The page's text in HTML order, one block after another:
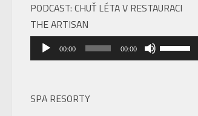
PODCAST: CHUŤ LÉTA V RESTAURACI
THE ARTISAN
Audio
přehrávač
00:00 00:00
Použitím
šipek
SPA RESORTY